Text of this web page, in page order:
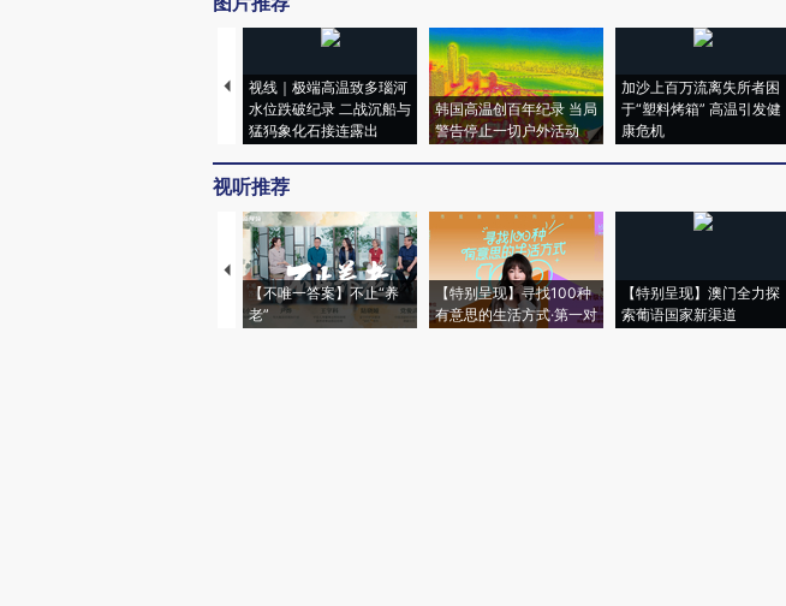
视线｜极端高温致多瑙河
水位跌破纪录 二战沉船与
猛犸象化石接连露出
韩国高温创百年纪录 当局
警告停止一切户外活动
加沙上百万流离失所者困
于“塑料烤箱” 高温引发健
康危机
视听推荐
【不唯一答案】不止“养
老”
【特别呈现】寻找100种
有意思的生活方式·第一对
【特别呈现】澳门全力探
索葡语国家新渠道